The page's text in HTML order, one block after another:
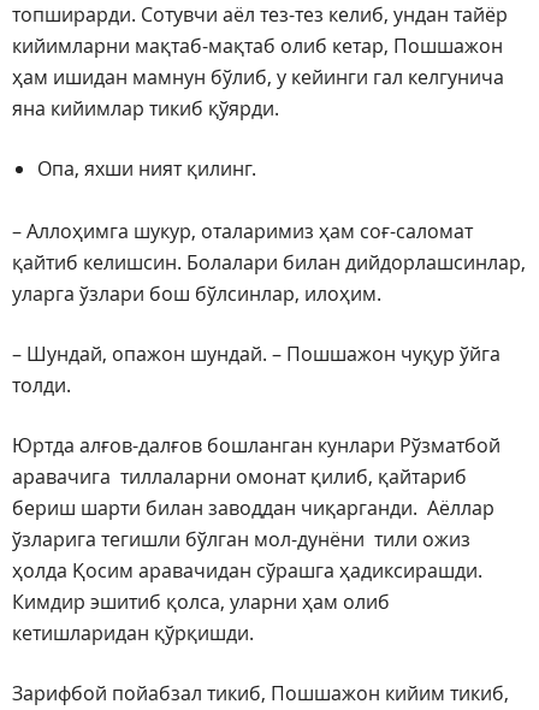
топширарди. Сотувчи аёл тез-тез келиб, ундан тайёр
кийимларни мақтаб-мақтаб олиб кетар, Пошшажон
ҳам ишидан мамнун бўлиб, у кейинги гал келгунича
яна кийимлар тикиб қўярди.
Опа, яхши ният қилинг.
– Аллоҳимга шукур, оталаримиз ҳам соғ-саломат
қайтиб келишсин. Болалари билан дийдорлашсинлар,
уларга ўзлари бош бўлсинлар, илоҳим.
– Шундай, опажон шундай. – Пошшажон чуқур ўйга
толди.
Юртда алғов-далғов бошланган кунлари Рўзматбой
аравачига тиллаларни омонат қилиб, қайтариб
бериш шарти билан заводдан чиқарганди. Аёллар
ўзларига тегишли бўлган мол-дунёни тили ожиз
ҳолда Қосим аравачидан сўрашга ҳадиксирашди.
Кимдир эшитиб қолса, уларни ҳам олиб
кетишларидан қўрқишди.
Зарифбой пойабзал тикиб, Пошшажон кийим тикиб,